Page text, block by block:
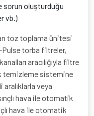
sorun oluşturduğu
vb.)
toz toplama ünitesi
torba filtreler,
aracılığıyla filtre
temizleme sistemine
veya
hava ile otomatik
hava ile otomatik